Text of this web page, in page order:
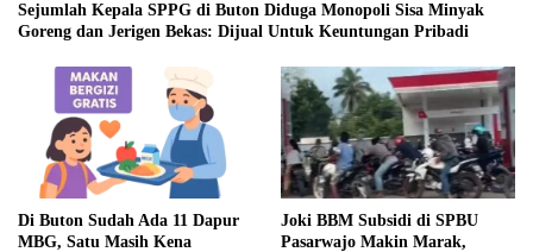
Sejumlah Kepala SPPG di Buton Diduga Monopoli Sisa Minyak
Goreng dan Jerigen Bekas: Dijual Untuk Keuntungan Pribadi
Di Buton Sudah Ada 11 Dapur
MBG, Satu Masih Kena
Joki BBM Subsidi di SPBU
Pasarwajo Makin Marak,